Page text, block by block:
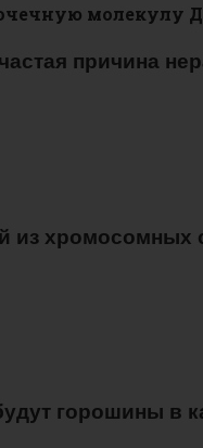
молекулу
причина
из хромосомных
горошины в